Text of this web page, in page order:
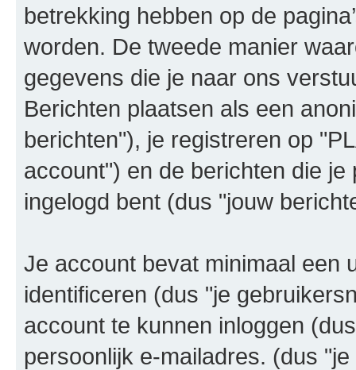
betrekking hebben op de
worden. De tweede manier
gegevens die je naar ons
Berichten plaatsen als een
berichten"), je registreren op
account") en de berichten die
ingelogd bent (dus "jouw
Je account bevat minimaal een
identificeren (dus "je
account te kunnen inloggen
persoonlijk e-mailadres. (dus